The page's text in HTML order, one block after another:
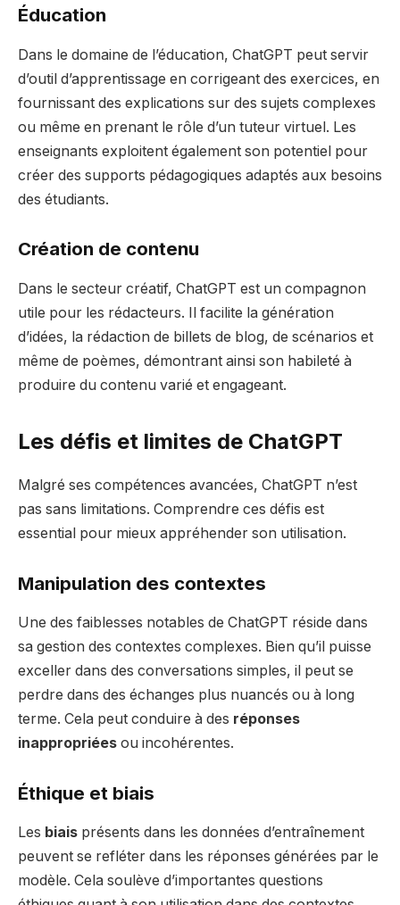
Éducation
Dans le domaine de l’éducation, ChatGPT peut servir
d’outil d’apprentissage en corrigeant des exercices, en
fournissant des explications sur des sujets complexes
ou même en prenant le rôle d’un tuteur virtuel. Les
enseignants exploitent également son potentiel pour
créer des supports pédagogiques adaptés aux besoins
des étudiants.
Création de contenu
Dans le secteur créatif, ChatGPT est un compagnon
utile pour les rédacteurs. Il facilite la génération
d’idées, la rédaction de billets de blog, de scénarios et
même de poèmes, démontrant ainsi son habileté à
produire du contenu varié et engageant.
Les défis et limites de ChatGPT
Malgré ses compétences avancées, ChatGPT n’est
pas sans limitations. Comprendre ces défis est
essential pour mieux appréhender son utilisation.
Manipulation des contextes
Une des faiblesses notables de ChatGPT réside dans
sa gestion des contextes complexes. Bien qu’il puisse
exceller dans des conversations simples, il peut se
perdre dans des échanges plus nuancés ou à long
terme. Cela peut conduire à des réponses
inappropriées ou incohérentes.
Éthique et biais
Les biais présents dans les données d’entraînement
peuvent se refléter dans les réponses générées par le
modèle. Cela soulève d’importantes questions